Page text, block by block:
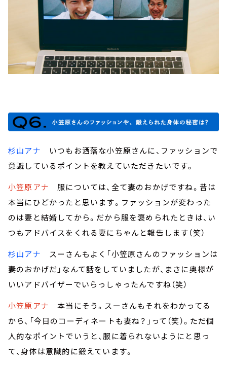
杉山アナ いつもお洒落な小笠原さんに、ファッションで
意識しているポイントを教えていただきたいです。
小笠原アナ 服については、全て妻のおかげですね。昔は
本当にひどかったと思います。ファッションが変わった
のは妻と結婚してから。だから服を褒められたときは、い
つもアドバイスをくれる妻にちゃんと報告します（笑）
杉山アナ スーさんもよく「小笠原さんのファッションは
妻のおかげだ」なんて話をしていましたが、まさに奥様が
いいアドバイザーでいらっしゃったんですね（笑）
小笠原アナ 本当にそう。スーさんもそれをわかってる
から、「今日のコーディネートも妻ね？」って（笑）。ただ個
人的なポイントでいうと、服に着られないようにと思っ
て、身体は意識的に鍛えています。